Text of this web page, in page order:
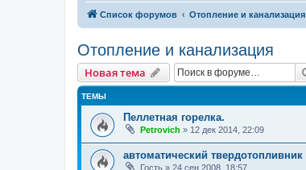
Список форумов Отопление и канализация
Отопление и канализация
Новая тема
ТЕМЫ
Пеллетная горелка.
Petrovich » 12 дек 2014, 22:09
автоматический твердотопливник
Гость » 24 сен 2008, 18:57